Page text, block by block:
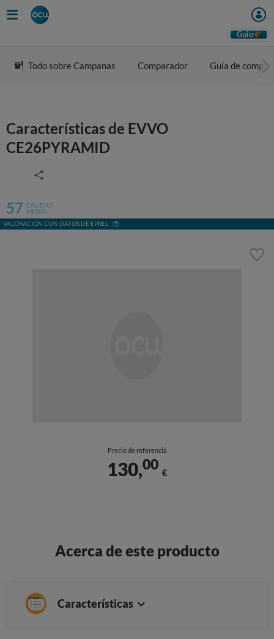
Guio
Todo sobre Campanas Comparador Guía de compra
Características de EVVO
CE26PYRAMID
57 CALIDAD
MEDIA
VALORACIÓN CON DATOS DE EPREL
Precio de referencia
130,00
€
Acerca de este producto
Características